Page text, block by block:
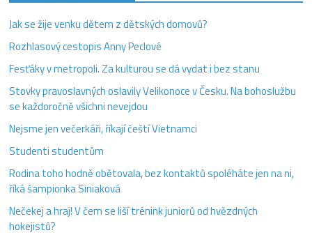
Jak se žije venku dětem z dětských domovů?
Rozhlasový cestopis Anny Peclové
Fesťáky v metropoli. Za kulturou se dá vydat i bez stanu
Stovky pravoslavných oslavily Velikonoce v Česku. Na bohoslužbu
se každoročně všichni nevejdou
Nejsme jen večerkáři, říkají čeští Vietnamci
Studenti studentům
Rodina toho hodně obětovala, bez kontaktů spoléháte jen na ni,
říká šampionka Siniaková
Nečekej a hraj! V čem se liší trénink juniorů od hvězdných
hokejistů?